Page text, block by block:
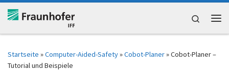
Zum Inhalt springen
Search
Startseite »Computer-Aided-Safety»Cobot-Planer»Cobot-Planer –
Tutorial und Beispiele